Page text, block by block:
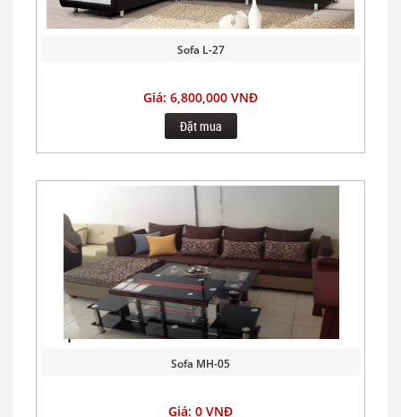
Sofa L-27
Giá: 6,800,000 VNĐ
Đặt mua
Sofa MH-05
Giá: 0 VNĐ